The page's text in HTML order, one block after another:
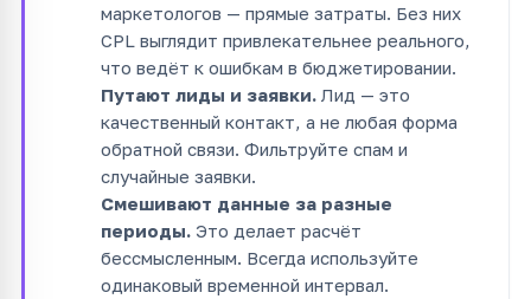
маркетологов — прямые затраты. Без них
CPL выглядит привлекательнее реального,
что ведёт к ошибкам в бюджетировании.
Путают лиды и заявки. Лид — это
качественный контакт, а не любая форма
обратной связи. Фильтруйте спам и
случайные заявки.
Смешивают данные за разные
периоды. Это делает расчёт
бессмысленным. Всегда используйте
одинаковый временной интервал.